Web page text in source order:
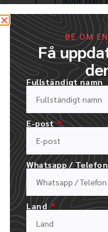
FYLL I
LADDA UPP DIN
BE OM
Få
Fullständigt namn
E-post
Whatsapp /
Land